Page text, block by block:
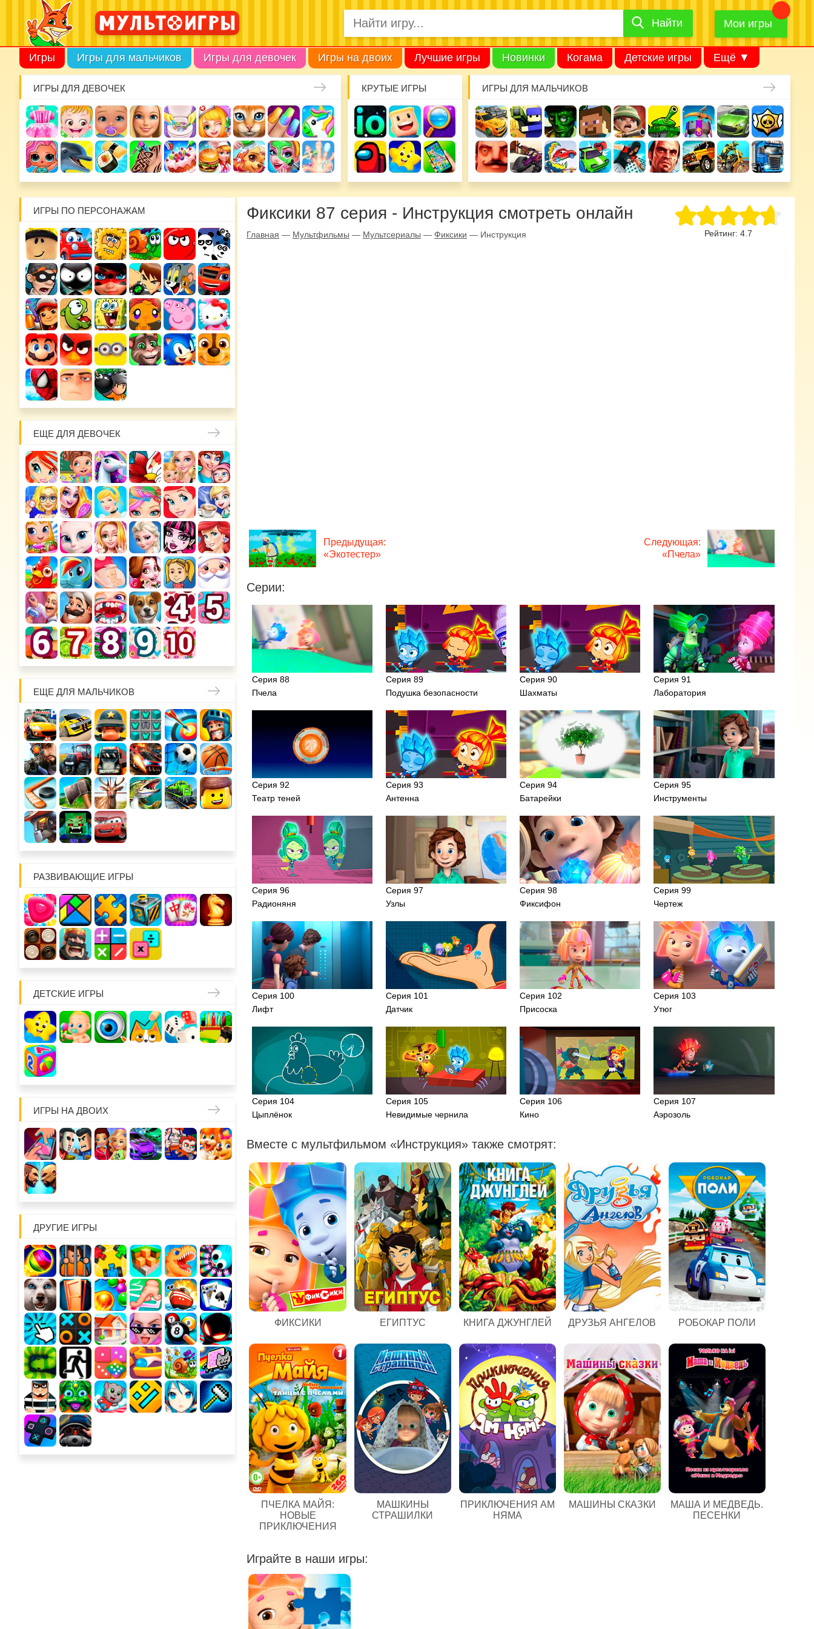
Найти
Найти Мои игры
Игры Игры для мальчиков Игры для девочек Игры на двоих Лучшие игры Новинки Когама Детские игры Ещё ▼
ИГРЫ ДЛЯ ДЕВОЧЕК КРУТЫЕ ИГРЫ ИГРЫ ДЛЯ МАЛЬЧИКОВ
ИГРЫ ПО ПЕРСОНАЖАМ
ЕЩЕ ДЛЯ ДЕВОЧЕК
ЕЩЕ ДЛЯ МАЛЬЧИКОВ
РАЗВИВАЮЩИЕ ИГРЫ
ДЕТСКИЕ ИГРЫ
ИГРЫ НА ДВОИХ
ДРУГИЕ ИГРЫ
Рейтинг: 4.7
Фиксики 87 серия - Инструкция смотреть онлайн
Главная — Мультфильмы — Мультсериалы — Фиксики — Инструкция
Предыдущая:
«Экотестер»
Следующая:
«Пчела»
Серии:
Серия 88
Пчела
Серия 89
Подушка безопасности
Серия 90
Шахматы
Серия 91
Лаборатория
Серия 92
Театр теней
Серия 93
Антенна
Серия 94
Батарейки
Серия 95
Инструменты
Серия 96
Радионяня
Серия 97
Узлы
Серия 98
Фиксифон
Серия 99
Чертеж
Серия 100
Лифт
Серия 101
Датчик
Серия 102
Присоска
Серия 103
Утюг
Серия 104
Цыплёнок
Серия 105
Невидимые чернила
Серия 106
Кино
Серия 107
Аэрозоль
Вместе с мультфильмом «Инструкция» также смотрят:
ФИКСИКИ ЕГИПТУС КНИГА ДЖУНГЛЕЙ ДРУЗЬЯ АНГЕЛОВ РОБОКАР ПОЛИ
ПЧЕЛКА МАЙЯ:
НОВЫЕ
ПРИКЛЮЧЕНИЯ
МАШКИНЫ
СТРАШИЛКИ
ПРИКЛЮЧЕНИЯ АМ
НЯМА
МАШИНЫ СКАЗКИ
МАША И МЕДВЕДЬ.
ПЕСЕНКИ
Играйте в наши игры: